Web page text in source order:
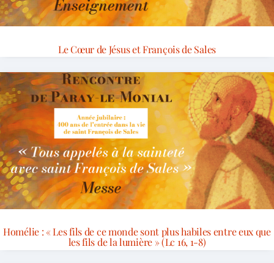
Le Cœur de Jésus et François de Sales
Homélie : « Les fils de ce monde sont plus habiles entre eux que
les fils de la lumière » (Lc 16, 1-8)